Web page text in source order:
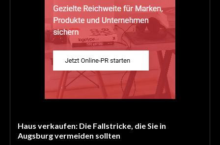
Haus verkaufen: Die Fallstricke, die Sie in
Augsburg vermeiden sollten